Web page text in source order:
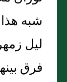
شبه
ليل
فرق